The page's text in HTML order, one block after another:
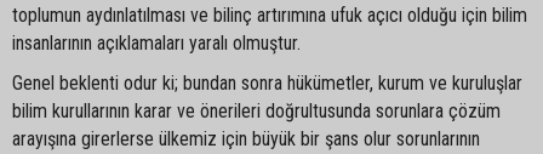
toplumun aydınlatılması ve bilinç artırımına ufuk açıcı olduğu için bilim
insanlarının açıklamaları yaralı olmuştur.
Genel beklenti odur ki; bundan sonra hükümetler, kurum ve kuruluşlar
bilim kurullarının karar ve önerileri doğrultusunda sorunlara çözüm
arayışına girerlerse ülkemiz için büyük bir şans olur sorunlarının